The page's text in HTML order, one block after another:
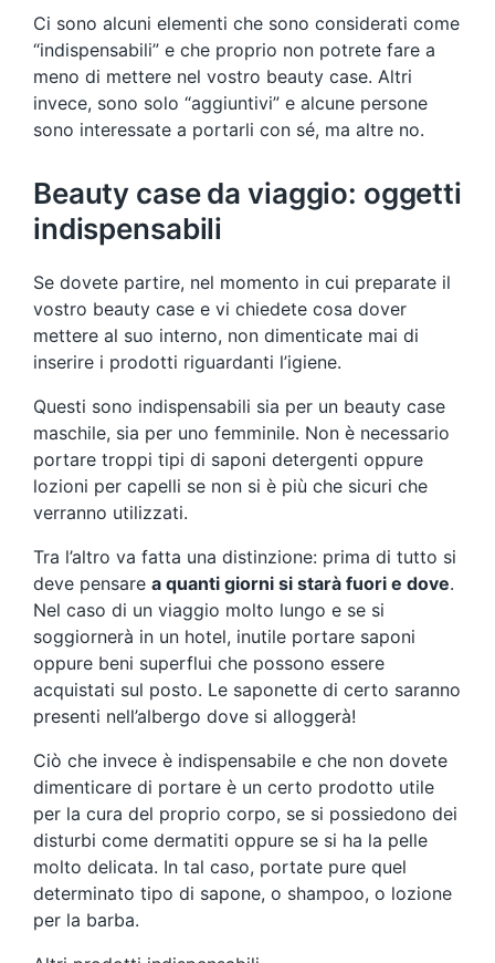
Ci sono alcuni elementi che sono considerati come
“indispensabili” e che proprio non potrete fare a
meno di mettere nel vostro beauty case. Altri
invece, sono solo “aggiuntivi” e alcune persone
sono interessate a portarli con sé, ma altre no.
Beauty case da viaggio: oggetti
indispensabili
Se dovete partire, nel momento in cui preparate il
vostro beauty case e vi chiedete cosa dover
mettere al suo interno, non dimenticate mai di
inserire i prodotti riguardanti l’igiene.
Questi sono indispensabili sia per un beauty case
maschile, sia per uno femminile. Non è necessario
portare troppi tipi di saponi detergenti oppure
lozioni per capelli se non si è più che sicuri che
verranno utilizzati.
Tra l’altro va fatta una distinzione: prima di tutto si
deve pensare a quanti giorni si starà fuori e dove.
Nel caso di un viaggio molto lungo e se si
soggiornerà in un hotel, inutile portare saponi
oppure beni superflui che possono essere
acquistati sul posto. Le saponette di certo saranno
presenti nell’albergo dove si alloggerà!
Ciò che invece è indispensabile e che non dovete
dimenticare di portare è un certo prodotto utile
per la cura del proprio corpo, se si possiedono dei
disturbi come dermatiti oppure se si ha la pelle
molto delicata. In tal caso, portate pure quel
determinato tipo di sapone, o shampoo, o lozione
per la barba.